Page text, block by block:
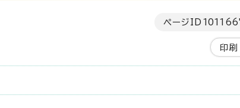
ページID
印刷